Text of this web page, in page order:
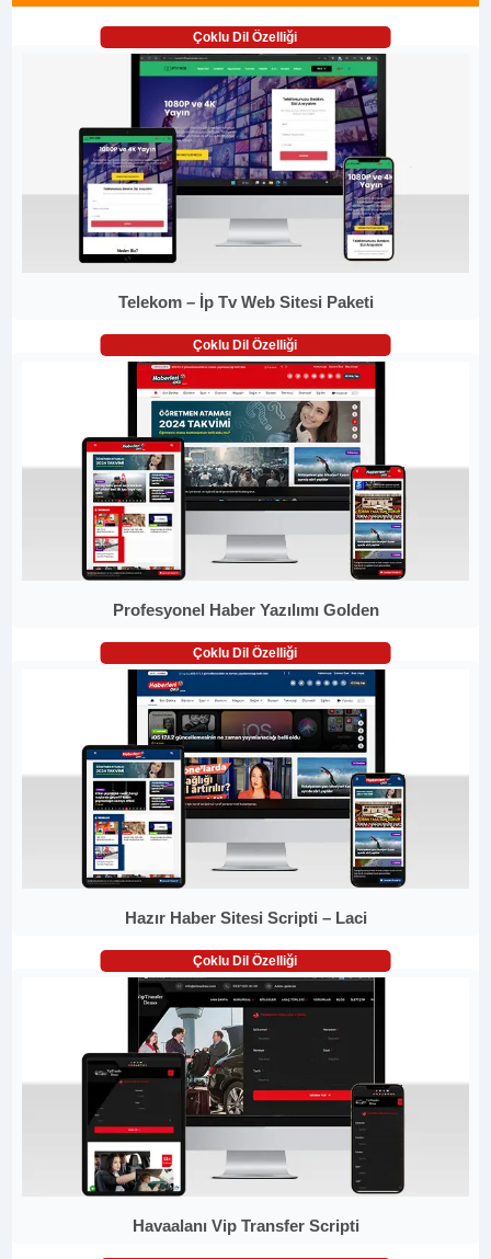
Çoklu Dil Özelliği
Telekom – İp Tv Web Sitesi Paketi
Çoklu Dil Özelliği
Profesyonel Haber Yazılımı Golden
Çoklu Dil Özelliği
Hazır Haber Sitesi Scripti – Laci
Çoklu Dil Özelliği
Havaalanı Vip Transfer Scripti